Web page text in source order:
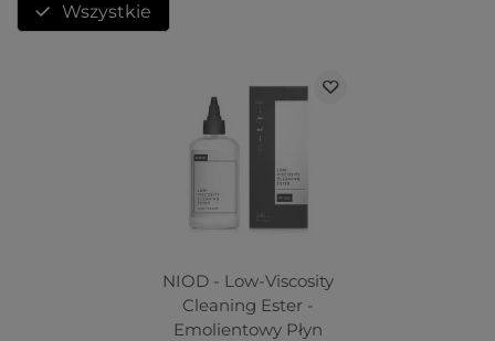
Wszystkie
NIOD - Low-Viscosity
Cleaning Ester -
Emolientowy Płyn